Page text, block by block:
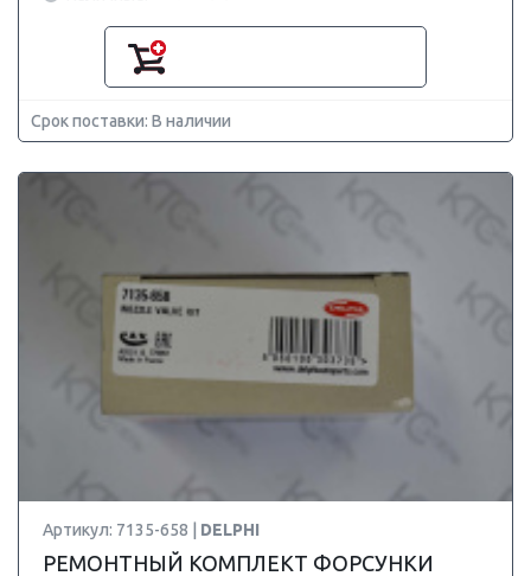
Срок поставки: В наличии
Артикул: 7135-658 | DELPHI
РЕМОНТНЫЙ КОМПЛЕКТ ФОРСУНКИ